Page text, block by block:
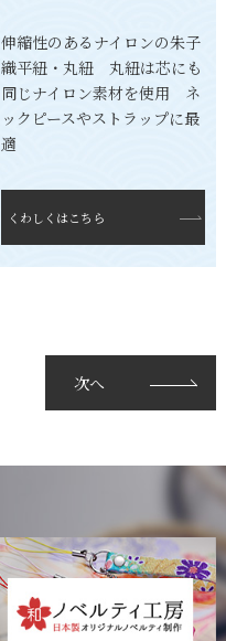
伸縮性のあるナイロンの朱子
織平紐・丸紐 丸紐は芯にも
同じナイロン素材を使用 ネ
ックピースやストラップに最
適
くわしくはこちら
次へ